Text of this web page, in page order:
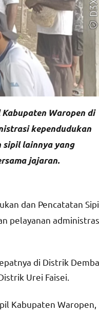
Waropen di
kependudukan
sipil lainnya yang
jajaran.
dan Pencatatan
pelayanan
di Distrik
Urei Faisei.
Kabupaten Waropen,